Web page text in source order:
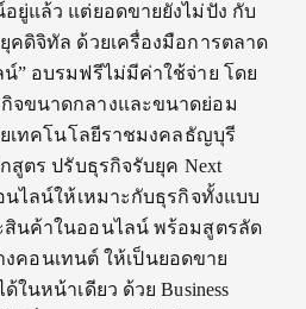
ยู่แล้ว แต่ยอดขายยังไม่ปัง กับ
คดิจิทัล ด้วยเครื่องมือการตลาด
” อบรมฟรีไม่มีค่าใช้จ่าย โดย
จขนาดกลางและขนาดย่อม
เทคโนโลยีราชมงคลธัญบุรี
ตร ปรับธุรกิจรับยุค Next
นไลน์ให้เหมาะกับธุรกิจทั้งแบบ
สินค้าในออนไลน์ พร้อมสูตรลัด
งคอนเทนต์ ให้เป็นยอดขาย
ในหน้าเดียว ด้วย Business